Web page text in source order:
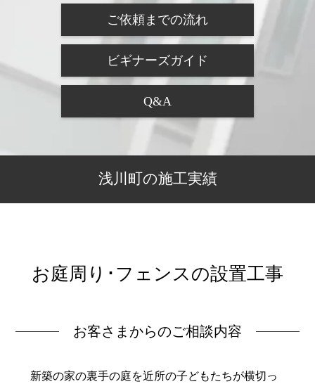
ご依頼までの流れ
ビギナーズガイド
Q&A
浅川町の施工実績
お庭周り･フェンスの設置工事
お客さまからのご相談内容
新築の家の裏手の庭を近所の子どもたちが横切っ